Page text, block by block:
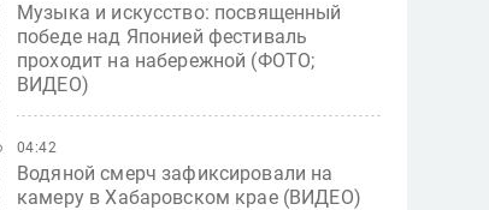
Музыка и искусство: посвященный
победе над Японией фестиваль
проходит на набережной (ФОТО;
ВИДЕО)
Водяной смерч зафиксировали на
камеру в Хабаровском крае (ВИДЕО)
04:42